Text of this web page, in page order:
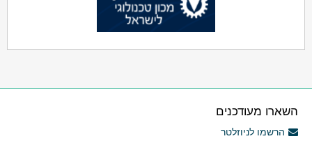
השארו מעודכנים
הרשמו לניוזלטר